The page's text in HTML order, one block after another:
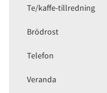
Te/kaffe-tillredning
Brödrost
Telefon
Veranda